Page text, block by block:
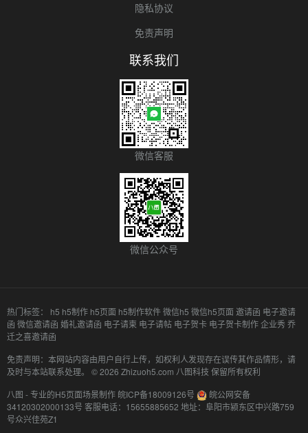
隐私协议
免责声明
联系我们
微信客服
微信公众号
热门标签： h5 h5制作 h5页面 h5制作软件微信h5 微信h5页面邀请函 电子邀请
函 微信邀请函 婚礼邀请函 电子请柬 电子请帖 电子贺卡 电子贺卡制作企业秀 乔
迁之喜邀请函
免责声明：本网站内容由用户自行上传，如权利人发现存在误传其作品情形，请
及时与本站联系处理。 © 2026 Zhizuoh5.com 八图科技 保留所有权利
八图 - 专业的H5页面场景制作 皖ICP备18009126号
皖公网安备
34120302000133号 客服电话：15655885652 地址：阜阳市颍东区中兴路759
号众兴佳苑Z1